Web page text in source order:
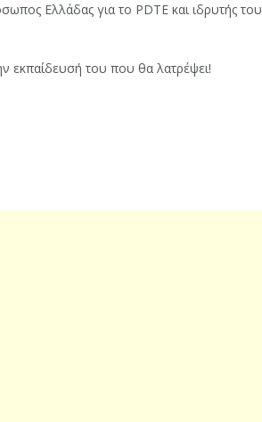
Ελλάδας για το PDTE και ιδρυτής του
εκπαίδευσή του που θα λατρέψει!